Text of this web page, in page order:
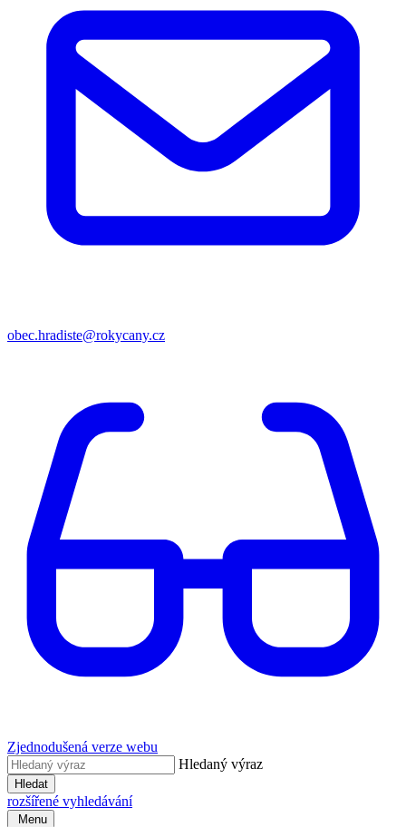
obec.hradiste@rokycany.cz
Zjednodušená verze webu
Hledaný výraz
Hledat
rozšířené vyhledávání
Menu